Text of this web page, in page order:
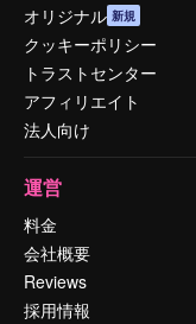
オリジナル 新規
クッキーポリシー
トラストセンター
アフィリエイト
法人向け
運営
料金
会社概要
Reviews
採用情報